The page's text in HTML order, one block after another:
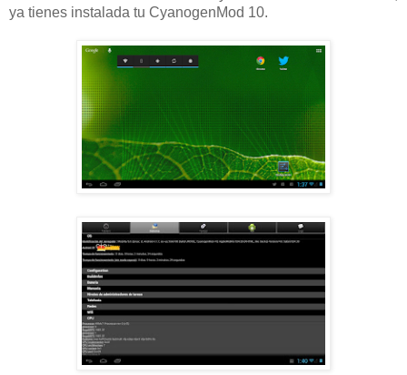
ya tienes instalada tu CyanogenMod 10.